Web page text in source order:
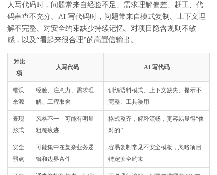
人写代码时，问题常来自经验不足、需求理解偏差、赶工、代
码审查不充分。AI 写代码时，问题常来自模式复制、上下文理
解不完整、对安全约束缺少持续记忆、对项目隐含规则不敏
感，以及“看起来很合理”的高置信输出。
对比
项
人写代码 AI 写代码
错误
来源
经验、注意力、需求理
解、工程取舍
训练语料模式、上下文缺失、提示不
完整、工具误用
表现
形式
风格不一，可能有明显
粗糙痕迹
格式整齐，解释流畅，更容易显得“像
对的”
安全
弱点
可能集中在复杂业务逻
辑和边界条件
容易复制常见不安全模板，忽略项目
特定安全约束